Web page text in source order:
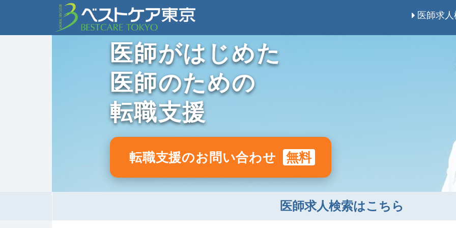
医師求
医師がはじめた
医師のための
転職支援
転職支援のお問い合わせ 無料
医師求人検索はこちら